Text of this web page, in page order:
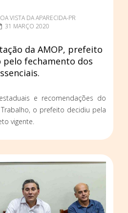
VISTA DA APARECIDA-PR
31 MARÇO 2020
da AMOP, prefeito
pelo fechamento dos
e recomendações do
o prefeito decidiu pela
vigente.